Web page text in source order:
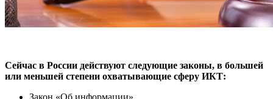
Сейчас в России действуют следующие законы, в большей
или меньшей степени охватывающие сферу ИКТ:
Закон «Об информации»